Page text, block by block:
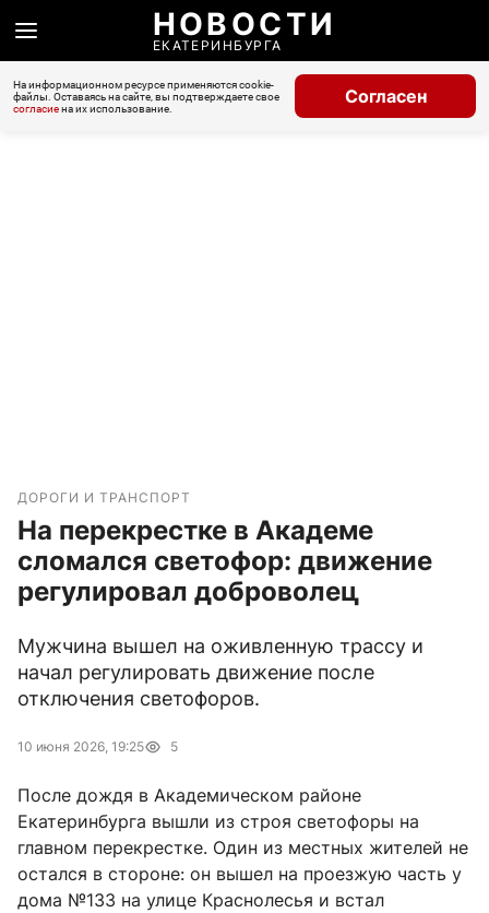
НОВОСТИ
ЕКАТЕРИНБУРГА
На информационном ресурсе применяются cookie-
файлы. Оставаясь на сайте, вы подтверждаете свое
согласиена их использование.
Согласен
ДОРОГИ И ТРАНСПОРТ
На перекрестке в Академе
сломался светофор: движение
регулировал доброволец
Мужчина вышел на оживленную трассу и
начал регулировать движение после
отключения светофоров.
10 июня 2026, 19:25 5
После дождя в Академическом районе
Екатеринбурга вышли из строя светофоры на
главном перекрестке. Один из местных жителей не
остался в стороне: он вышел на проезжую часть у
дома №133 на улице Краснолесья и встал